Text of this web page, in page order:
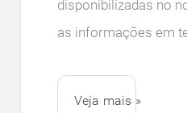
disponibilizadas no
as informações em
Veja mais »